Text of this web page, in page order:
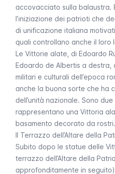
accovacciato sulla balaustra.
l’iniziazione dei patrioti che
di unificazione italiana
quali controllano anche il loro
Le Vittorie alate , di Edoardo
Edoardo de Albertis a destra,
militari e culturali dell’epoca
anche la buona sorte che ha
dell’unità nazionale. Sono
rappresentano una Vittoria
basamento decorato da rostri.
Il Terrazzo dell’Altare della
Subito dopo le statue delle
terrazzo dell’Altare della
approfonditamente in